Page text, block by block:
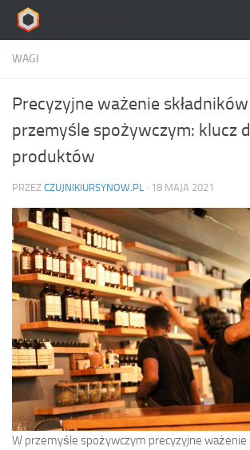
Skip to content
WAGI
Precyzyjne ważenie
przemyśle spożywczym: klucz
produktów
PRZEZ CZUJNIKIURSYNOW.PL · 18 MAJA 2021
W przemyśle spożywczym precyzyjne ważenie